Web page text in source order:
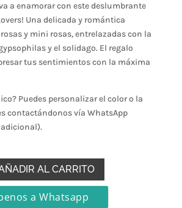
a enamorar con este deslumbrante
Una delicada y romántica
y mini rosas, entrelazadas con la
y el solidago. El regalo
tus sentimientos con la máxima
Puedes personalizar el color o la
contactándonos vía WhatsApp
.
AL CARRITO
a Whatsapp